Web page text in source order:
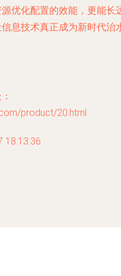
优化配置的效能，更能长
息技术真正成为新时代治
product/20.html
18:13:36